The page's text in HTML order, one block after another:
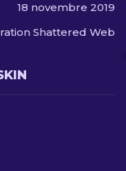
18 novembre 2019
Shattered Web